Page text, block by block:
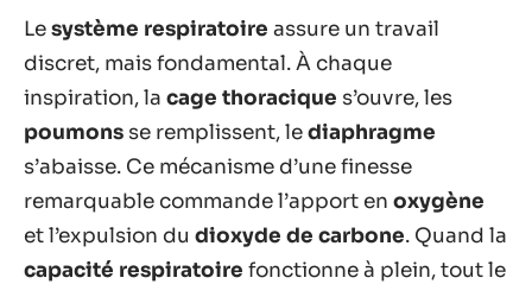
Lesystème respiratoire assure un travail
discret, mais fondamental. À chaque
inspiration, la cage thoracique s’ouvre, les
poumons se remplissent, lediaphragme
s’abaisse. Ce mécanisme d’une finesse
remarquable commande l’apport en oxygène
et l’expulsion du dioxyde de carbone. Quand la
capacité respiratoire fonctionne à plein, tout le